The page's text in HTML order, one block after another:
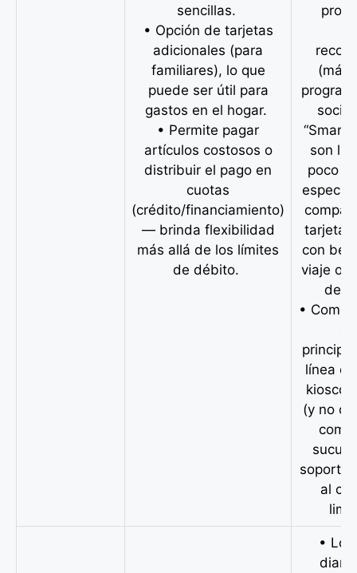
sencillas.
• Opción de tarjetas
adicionales (para
familiares), lo que
puede ser útil para
gastos en el hogar.
• Permite pagar
artículos costosos o
distribuir el pago en
cuotas
(crédito/financiamiento)
— brinda flexibilidad
más allá de los límites
de débito.
(más
“Smart
son
poco
tarjetas
con
viaje o
de
• Como
línea o
(y no
soporte
al
•